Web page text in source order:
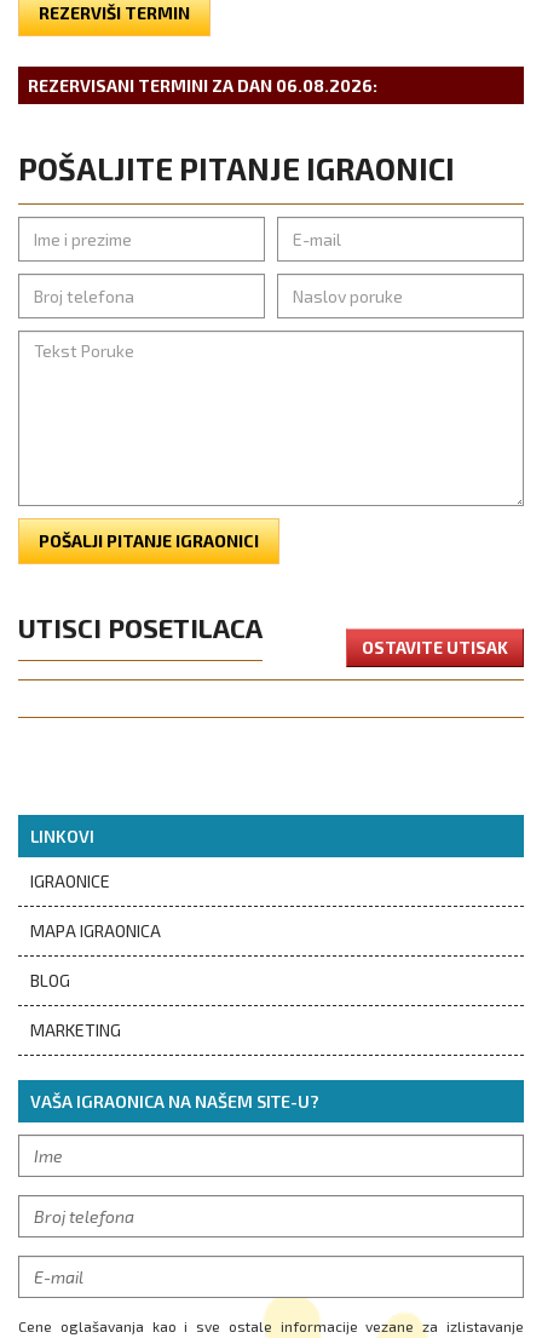
REZERVIŠI TERMIN
REZERVISANI TERMINI ZA DAN 06.08.2026:
POŠALJITE PITANJE IGRAONICI
POŠALJI PITANJE IGRAONICI
UTISCI POSETILACA
OSTAVITE UTISAK
LINKOVI
IGRAONICE
MAPA IGRAONICA
BLOG
MARKETING
VAŠA IGRAONICA NA NAŠEM SITE-U?
Cene oglašavanja kao i sve ostale informacije vezane za izlistavanje